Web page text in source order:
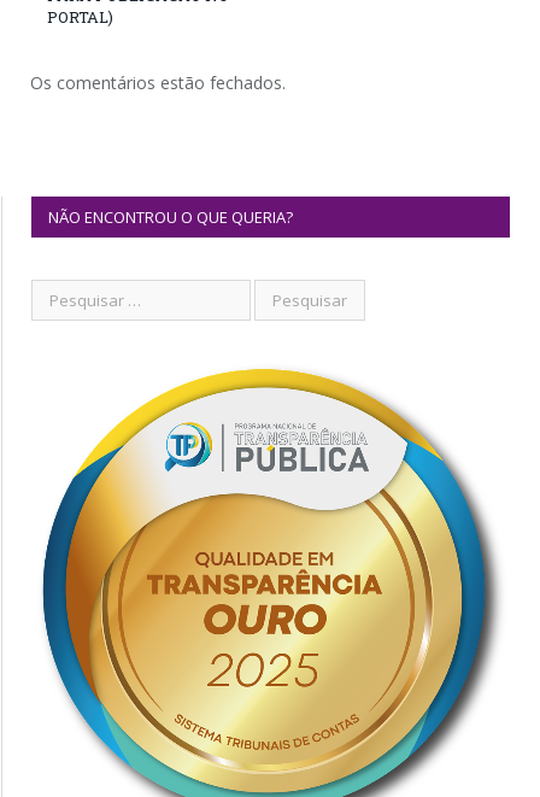
PORTAL)
Os comentários estão fechados.
NÃO ENCONTROU O QUE QUERIA?